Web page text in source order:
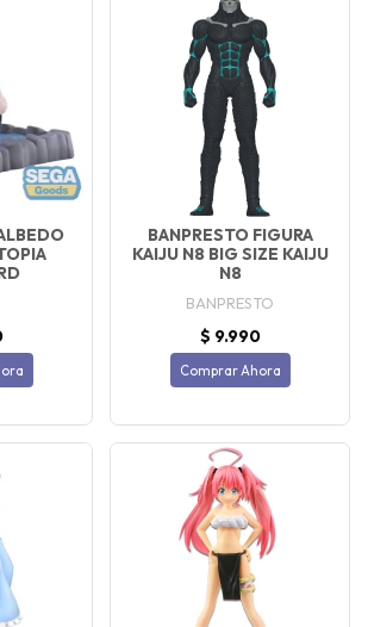
BANPRESTO FIGURA
KAIJU N8 BIG SIZE KAIJU
N8
BANPRESTO
$ 9.990
Comprar Ahora